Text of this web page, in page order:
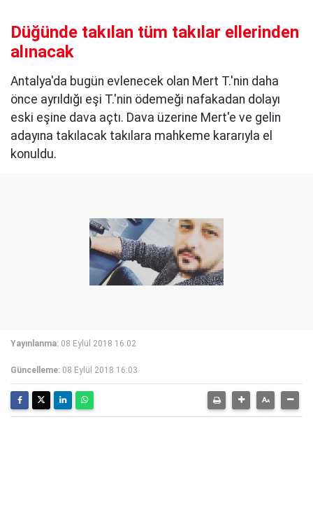
Düğünde takılan tüm takılar ellerinden
alınacak
Antalya'da bugün evlenecek olan Mert T.'nin daha
önce ayrıldığı eşi T.'nin ödemeği nafakadan dolayı
eski eşine dava açtı. Dava üzerine Mert'e ve gelin
adayına takılacak takılara mahkeme kararıyla el
konuldu.
Yayınlanma: 08 Eylül 2018 16:02
Güncelleme: 08 Eylül 2018 16:03